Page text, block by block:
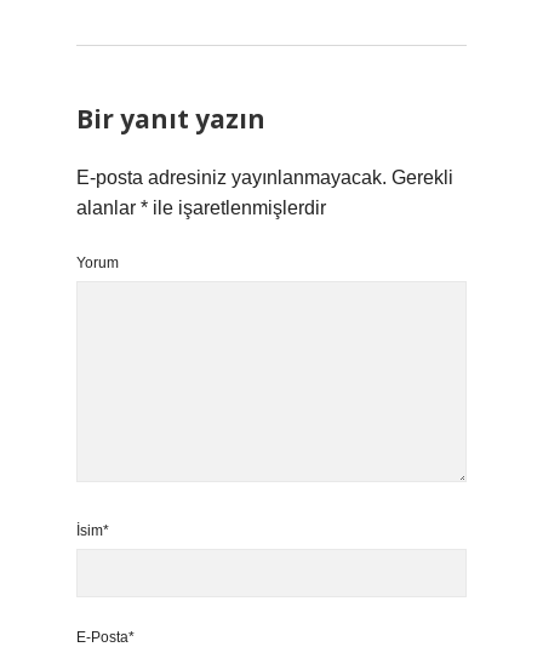
Bir yanıt yazın
E-posta adresiniz yayınlanmayacak. Gerekli
alanlar * ile işaretlenmişlerdir
Yorum
İsim*
E-Posta*